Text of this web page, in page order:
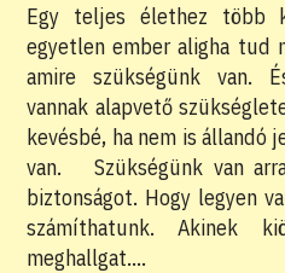
Egy teljes élethez több
egyetlen ember aligha tud
amire szükségünk van.
vannak alapvető
kevésbé, ha nem is állandó
van. Szükségünk van
biztonságot. Hogy legyen
számíthatunk. Akinek
meghallgat.…